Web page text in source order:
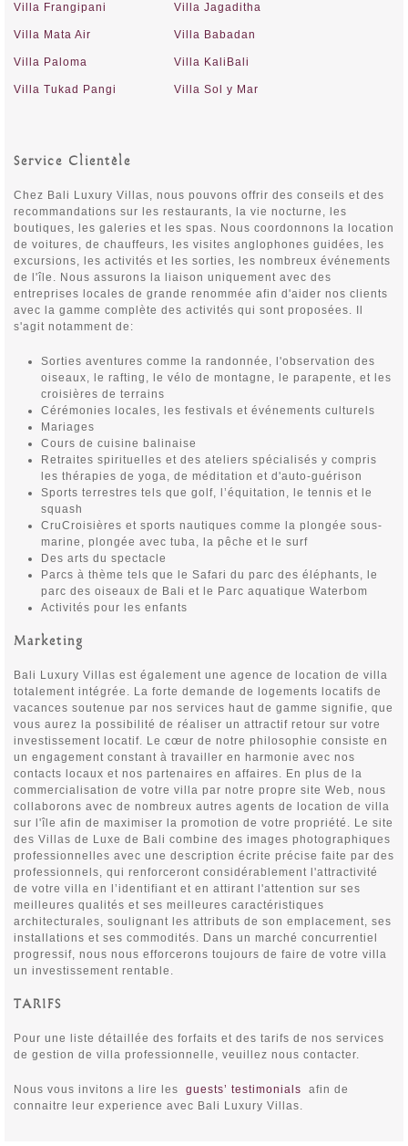
Villa Frangipani Villa Jagaditha
Villa Mata Air Villa Babadan
Villa Paloma Villa KaliBali
Villa Tukad Pangi Villa Sol y Mar
Service Clientèle
Chez Bali Luxury Villas, nous pouvons offrir des conseils et des
recommandations sur les restaurants, la vie nocturne, les
boutiques, les galeries et les spas. Nous coordonnons la location
de voitures, de chauffeurs, les visites anglophones guidées, les
excursions, les activités et les sorties, les nombreux événements
de l'île. Nous assurons la liaison uniquement avec des
entreprises locales de grande renommée afin d'aider nos clients
avec la gamme complète des activités qui sont proposées. Il
s'agit notamment de:
Sorties aventures comme la randonnée, l'observation des
oiseaux, le rafting, le vélo de montagne, le parapente, et les
croisières de terrains
Cérémonies locales, les festivals et événements culturels
Mariages
Cours de cuisine balinaise
Retraites spirituelles et des ateliers spécialisés y compris
les thérapies de yoga, de méditation et d'auto-guérison
Sports terrestres tels que golf, l’équitation, le tennis et le
squash
CruCroisières et sports nautiques comme la plongée sous-
marine, plongée avec tuba, la pêche et le surf
Des arts du spectacle
Parcs à thème tels que le Safari du parc des éléphants, le
parc des oiseaux de Bali et le Parc aquatique Waterbom
Activités pour les enfants
Marketing
Bali Luxury Villas est également une agence de location de villa
totalement intégrée. La forte demande de logements locatifs de
vacances soutenue par nos services haut de gamme signifie, que
vous aurez la possibilité de réaliser un attractif retour sur votre
investissement locatif. Le cœur de notre philosophie consiste en
un engagement constant à travailler en harmonie avec nos
contacts locaux et nos partenaires en affaires. En plus de la
commercialisation de votre villa par notre propre site Web, nous
collaborons avec de nombreux autres agents de location de villa
sur l'île afin de maximiser la promotion de votre propriété. Le site
des Villas de Luxe de Bali combine des images photographiques
professionnelles avec une description écrite précise faite par des
professionnels, qui renforceront considérablement l'attractivité
de votre villa en l’identifiant et en attirant l'attention sur ses
meilleures qualités et ses meilleures caractéristiques
architecturales, soulignant les attributs de son emplacement, ses
installations et ses commodités. Dans un marché concurrentiel
progressif, nous nous efforcerons toujours de faire de votre villa
un investissement rentable.
TARIFS
Pour une liste détaillée des forfaits et des tarifs de nos services
de gestion de villa professionnelle, veuillez nous contacter.
Nous vous invitons a lire les guests’ testimonials afin de
connaitre leur experience avec Bali Luxury Villas.